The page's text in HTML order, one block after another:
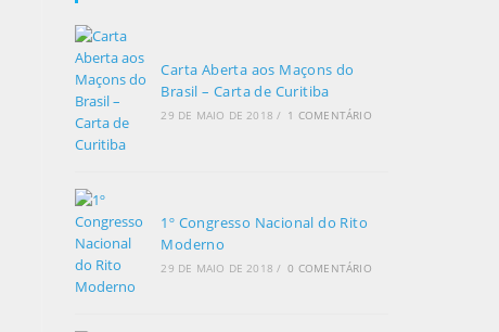
Carta Aberta aos Maçons do
Brasil – Carta de Curitiba
29 DE MAIO DE 2018 / 1 COMENTÁRIO
1º Congresso Nacional do Rito
Moderno
29 DE MAIO DE 2018 / 0 COMENTÁRIO